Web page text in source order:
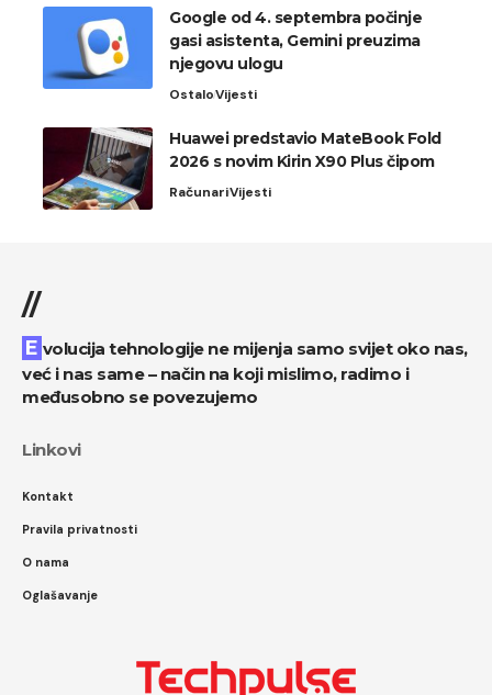
Google od 4. septembra počinje
gasi asistenta, Gemini preuzima
njegovu ulogu
OstaloVijesti
Huawei predstavio MateBook Fold
2026 s novim Kirin X90 Plus čipom
RačunariVijesti
//
Evolucija tehnologije ne mijenja samo svijet oko nas,
već i nas same – način na koji mislimo, radimo i
međusobno se povezujemo
Linkovi
Kontakt
Pravila privatnosti
O nama
Oglašavanje